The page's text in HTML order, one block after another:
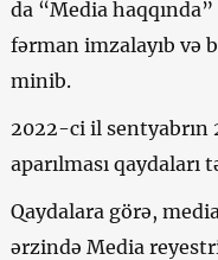
da “Media
fərman imzalayıb və
minib.
2022-ci il
aparılması qaydaları
Qaydalara görə,
ərzində Media